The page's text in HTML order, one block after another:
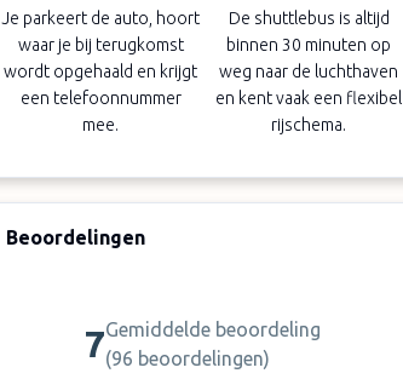
Je parkeert de auto, hoort
waar je bij terugkomst
wordt opgehaald en krijgt
een telefoonnummer
mee.
De shuttlebus is altijd
binnen 30 minuten op
weg naar de luchthaven
en kent vaak een flexibel
rijschema.
Beoordelingen
7Gemiddelde beoordeling
(96 beoordelingen)